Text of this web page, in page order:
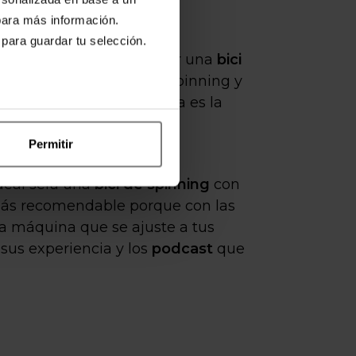
más información.
guardar tu selección.
Permitir
dinero y te decantes por una bici
la antesala a la bici de spinning y
de la rueda de inercia es la
será unabici de spinning con
recomendable porque con las
máquina que se ajuste a tus
experiencia y los podcast que